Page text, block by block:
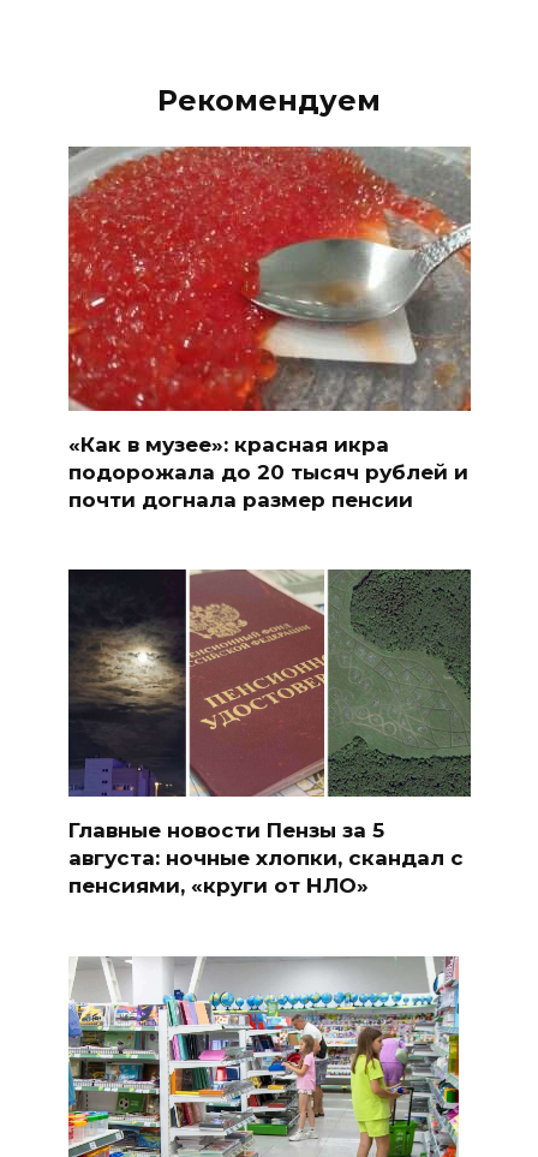
Рекомендуем
«Как в музее»: красная икра
подорожала до 20 тысяч рублей и
почти догнала размер пенсии
Главные новости Пензы за 5
августа: ночные хлопки, скандал с
пенсиями, «круги от НЛО»